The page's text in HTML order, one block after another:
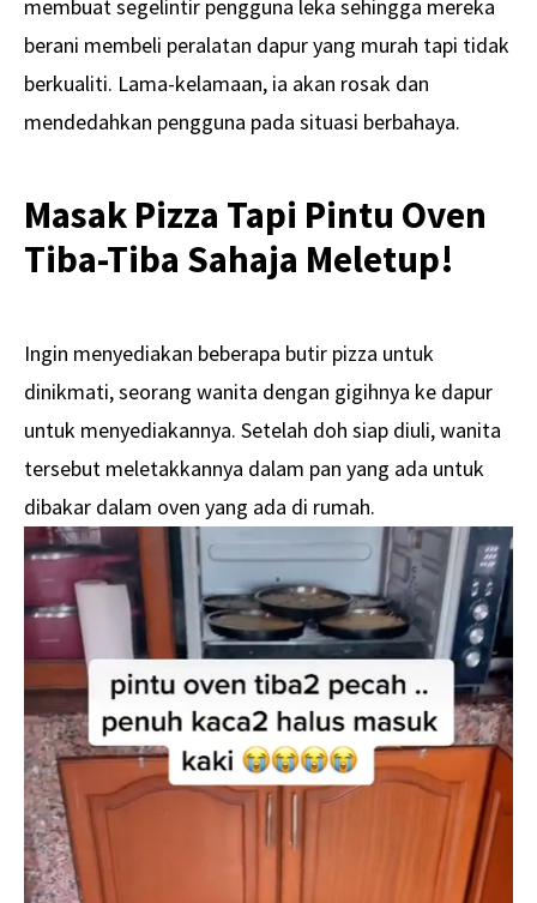
membuat segelintir pengguna leka sehingga mereka
berani membeli peralatan dapur yang murah tapi tidak
berkualiti. Lama-kelamaan, ia akan rosak dan
mendedahkan pengguna pada situasi berbahaya.
Masak Pizza Tapi Pintu Oven
Tiba-Tiba Sahaja Meletup!
Ingin menyediakan beberapa butir pizza untuk
dinikmati, seorang wanita dengan gigihnya ke dapur
untuk menyediakannya. Setelah doh siap diuli, wanita
tersebut meletakkannya dalam pan yang ada untuk
dibakar dalam oven yang ada di rumah.